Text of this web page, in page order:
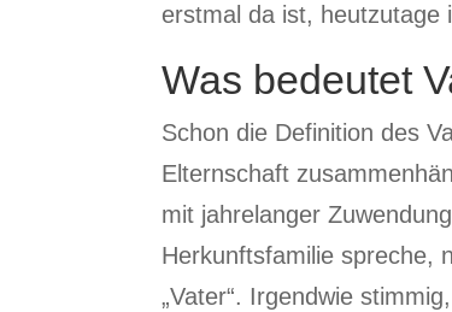
erstmal da ist, heutzutage
Was bedeutet
Schon die Definition des
Elternschaft
mit jahrelanger
Herkunftsfamilie spreche,
„Vater“. Irgendwie